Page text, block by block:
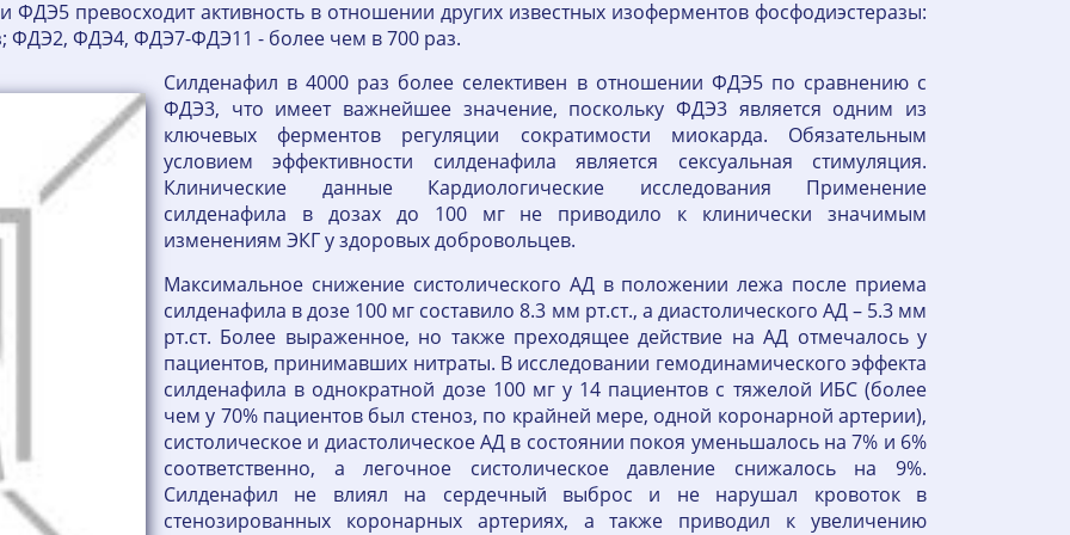
превосходит активность в отношении других известных изоферментов фосфодиэстеразы:
ФДЭ2, ФДЭ4, ФДЭ7-ФДЭ11 - более чем в 700 раз.
Силденафил в 4000 раз более селективен в отношении ФДЭ5 по сравнению с
ФДЭ3, что имеет важнейшее значение, поскольку ФДЭ3 является одним из
ключевых ферментов регуляции сократимости миокарда. Обязательным
условием эффективности силденафила является сексуальная стимуляция.
Клинические данные Кардиологические исследования Применение
силденафила в дозах до 100 мг не приводило к клинически значимым
изменениям ЭКГ у здоровых добровольцев.
Максимальное снижение систолического АД в положении лежа после приема
силденафила в дозе 100 мг составило 8.3 мм рт.ст., а диастолического АД – 5.3 мм
рт.ст. Более выраженное, но также преходящее действие на АД отмечалось у
пациентов, принимавших нитраты. В исследовании гемодинамического эффекта
силденафила в однократной дозе 100 мг у 14 пациентов с тяжелой ИБС (более
чем у 70% пациентов был стеноз, по крайней мере, одной коронарной артерии),
систолическое и диастолическое АД в состоянии покоя уменьшалось на 7% и 6%
соответственно, а легочное систолическое давление снижалось на 9%.
Силденафил не влиял на сердечный выброс и не нарушал кровоток в
стенозированных коронарных артериях, а также приводил к увеличению